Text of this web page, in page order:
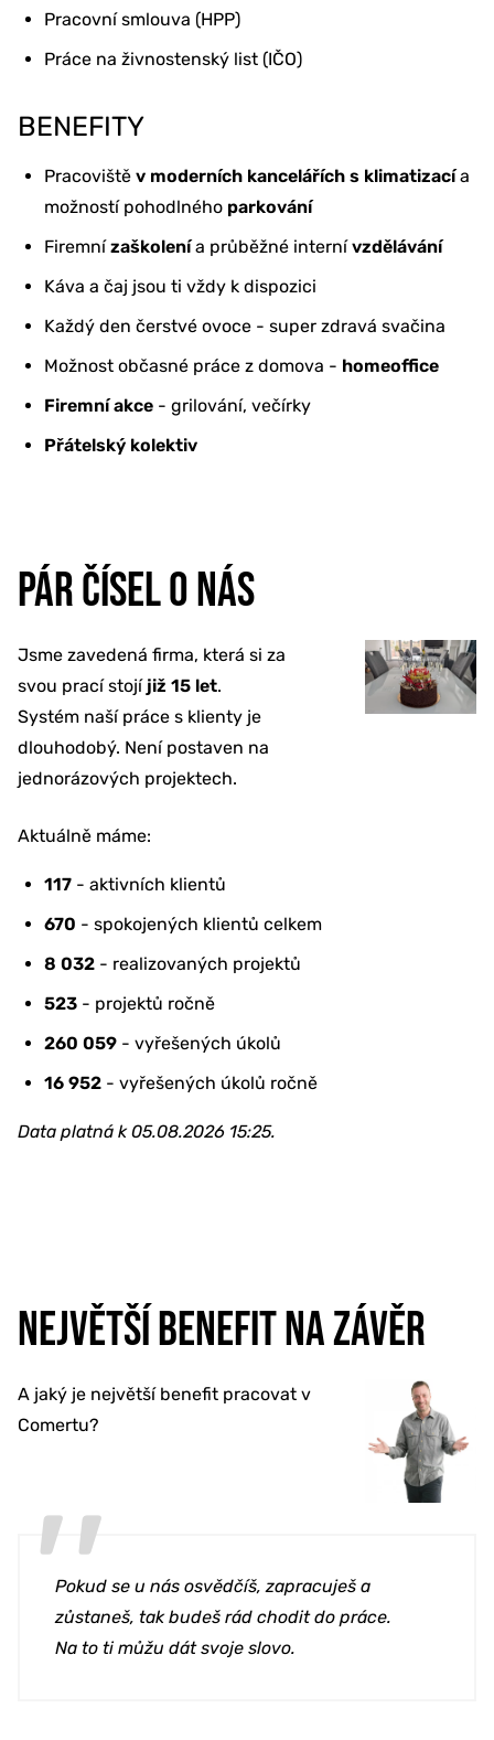
Pracovní smlouva (HPP)
Práce na živnostenský list (IČO)
BENEFITY
Pracoviště v moderních kancelářích s klimatizacía
možností pohodlného parkování
Firemnízaškolenía průběžné internívzdělávání
Káva a čaj jsou ti vždy k dispozici
Každý den čerstvé ovoce - super zdravá svačina
Možnost občasné práce z domova - homeoffice
Firemní akce - grilování, večírky
Přátelský kolektiv
PÁR ČÍSEL O NÁS
Jsme zavedená firma, která si za
svou prací stojí již 15 let.
Systém naší práce s klienty je
dlouhodobý. Není postaven na
jednorázových projektech.
Aktuálně máme:
117 - aktivních klientů
670 - spokojených klientů celkem
8 032 - realizovaných projektů
523 - projektů ročně
260 059 - vyřešených úkolů
16 952 - vyřešených úkolů ročně
Data platná k 05.08.2026 15:25.
NEJVĚTŠÍ BENEFIT NA ZÁVĚR
A jaký je největší benefit pracovat v
Comertu?
Pokud se u nás osvědčíš, zapracuješ a
zůstaneš, tak budeš rád chodit do práce.
Na to ti můžu dát svoje slovo.